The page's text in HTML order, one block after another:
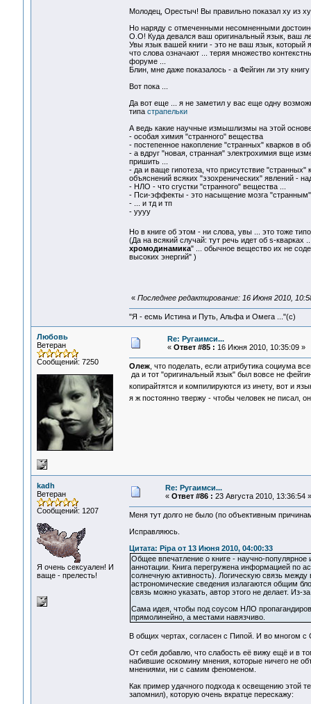
Молодец, Орестыч! Вы правильно показал ху из
Но наряду с отмеченными несомненными
O.O! Куда девался ваш оригинальный язык, ваш
Увы язык вашей книги - это не ваш язык, который
что слова означают ... теряя множество
форуме ...
Блин, мне даже показалось - а Фейгин ли эту
Вот пока ...
Да вот еще ... я не заметил у вас еще одну
типа страпельки
А ведь какие научные измышлизмы на этой
- особая химия "странного" вещества
- постепенное накопление "странных" кварков в
- а вдруг "новая, странная" электрохимия вще
пришить ...
- да и ваще гипотеза, что присутствие
объяснений всяких "эзохренических" явлений -
- НЛО - что сгустки "странного" вещества ...
- Пси-эффекты - это насыщение мозга
- ... и тд и тп
- уууу
Но в книге об этом - ни слова, увы ... это тоже
(Да на всякий случай: тут речь идет об s-
хромодинамика" ... обычное вещество их не
высоких энергий" )
« Последнее редактирование: 16 Июня 2010,
"Я - есмь Истина и Путь, Альфа и Омега ..."(с)
Любовь
Ветеран
Сообщений: 7250
Re: Ругаимси...
« Ответ #85 : 16 Июня 2010, 10:35:09 »
Олеж, что поделать, если атрибутика социума
да и тот "оригинальный язык" был вовсе не
копирайтятся и компилируются из инету, вот и
я ж постоянно твержу - чтобы человек не писал,
kadh
Ветеран
Сообщений: 1207
Я очень сексуален! И
ваще - прелесть!
Re: Ругаимси...
« Ответ #86 : 23 Августа 2010, 13:36:54 »
Меня тут долго не было (по объективным
Исправляюсь.
Цитата: Pipa от 13 Июня 2010, 04:00:33
Общее впечатление о книге - научно-
аннотации. Книга перегружена информацией по
солнечную активность). Логическую связь
астрономические сведения излагаются общим
связь можно указать, автор этого не делает. Из-
Сама идея, чтобы под соусом НЛО
прямолинейно, а местами навязчиво.
В общих чертах, согласен с Пипой. И во многом с
От себя добавлю, что слабость её вижу ещё и в
набившие оскомину мнения, которые ничего не
мнениями, ни с самим феноменом.
Как пример удачного подхода к освещению этой
запомнил), которую очень вкратце перескажу: